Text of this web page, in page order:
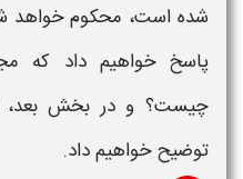
شده است، محکوم خواهد
پاسخ خواهیم داد که
چیست؟ و در بخش بعد،
توضیح خواهیم داد.